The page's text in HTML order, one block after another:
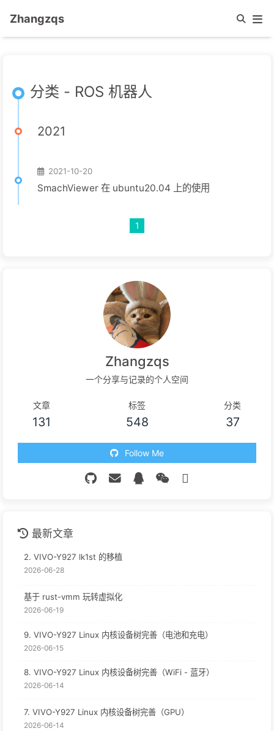
Zhangzqs
分类 - ROS 机器人
2021
2021-10-20
SmachViewer 在 ubuntu20.04 上的使用
1
Zhangzqs
一个分享与记录的个人空间
文章
131
标签
548
分类
37
Follow Me
最新文章
2. VIVO-Y927 lk1st 的移植
2026-06-28
基于 rust-vmm 玩转虚拟化
2026-06-19
9. VIVO-Y927 Linux 内核设备树完善（电池和充电）
2026-06-15
8. VIVO-Y927 Linux 内核设备树完善（WiFi - 蓝牙）
2026-06-14
7. VIVO-Y927 Linux 内核设备树完善（GPU）
2026-06-14